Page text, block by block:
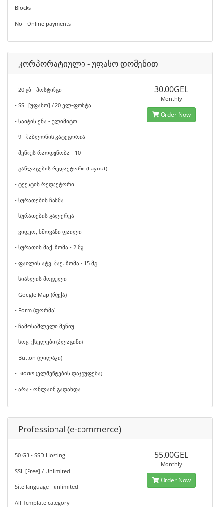
Blocks
No - Online payments
კორპორატიული - უფასო დომენით
- 20 გბ - ჰოსტინგი
- SSL [უფასო] / 20 ელ-ფოსტა
- საიტის ენა - ულიმიტო
- 9 - შაბლონის კატეგორია
- მენიუს რაოდენობა - 10
- განლაგების რედაქტორი (Layout)
- ტექსტის რედაქტორი
- სურათების ჩასმა
- სურათების გალერეა
- ვიდეო, ხმოვანი ფაილი
- სურათის მაქ. ზომა - 2 მგ
- ფაილის ატვ. მაქ. ზომა - 15 მგ
- სიახლის მოდული
- Google Map (რუქა)
- Form (ფორმა)
- ჩამოსაშლელი მენიუ
- სოც. ქსელები (პლაგინი)
- Button (ღილაკი)
- Blocks (ელმენტების დაჯგუფება)
- არა - ონლაინ გადახდა
30.00GEL
Monthly
Order Now
Professional (e-commerce)
50 GB - SSD Hosting
SSL [Free] / Unlimited
Site language - unlimited
All Template category
55.00GEL
Monthly
Order Now